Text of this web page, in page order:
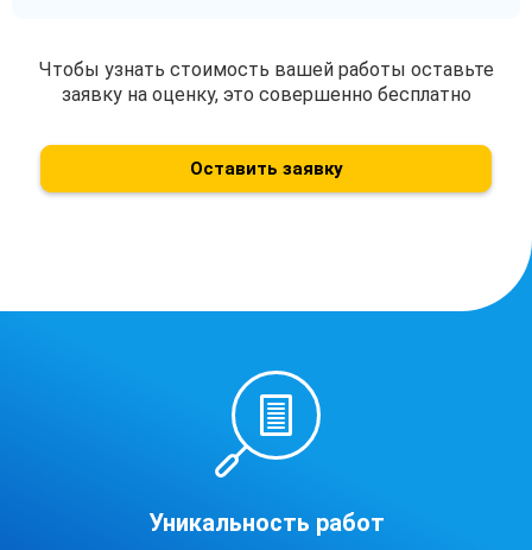
Чтобы узнать стоимость вашей работы оставьте
заявку на оценку, это совершенно бесплатно
Оставить заявку
Уникальность работ